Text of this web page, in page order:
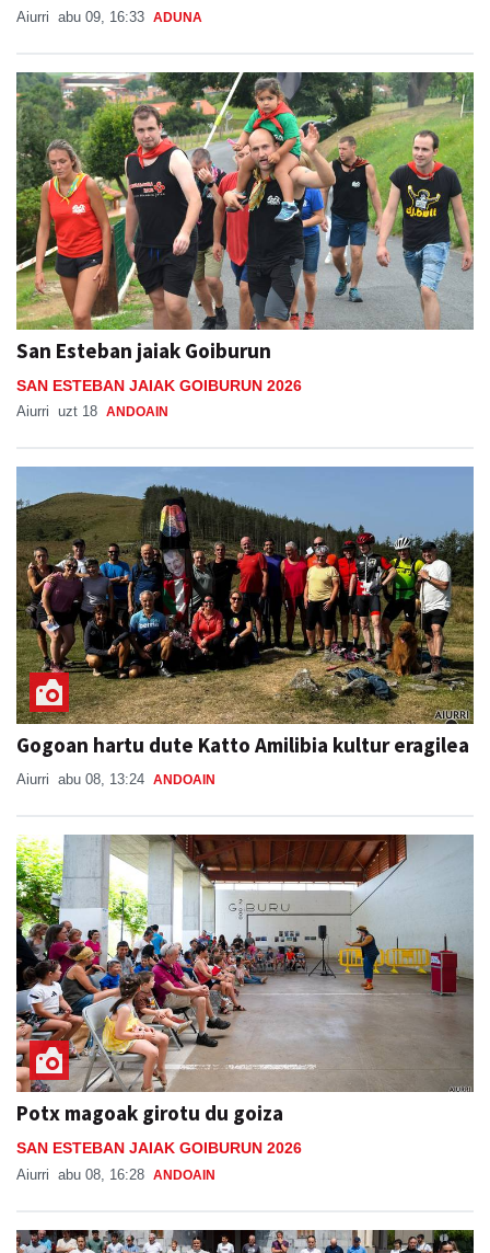
Aiurri abu 09, 16:33 ADUNA
San Esteban jaiak Goiburun
SAN ESTEBAN JAIAK GOIBURUN 2026
Aiurri uzt 18 ANDOAIN
Gogoan hartu dute Katto Amilibia kultur eragilea
Aiurri abu 08, 13:24 ANDOAIN
Potx magoak girotu du goiza
SAN ESTEBAN JAIAK GOIBURUN 2026
Aiurri abu 08, 16:28 ANDOAIN